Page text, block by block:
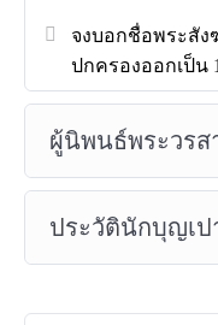
จงบอกชื่อพระสัง
ปกครองออกเป็
ผู้นิพนธ์พระวรส
ประวัตินักบุญเป